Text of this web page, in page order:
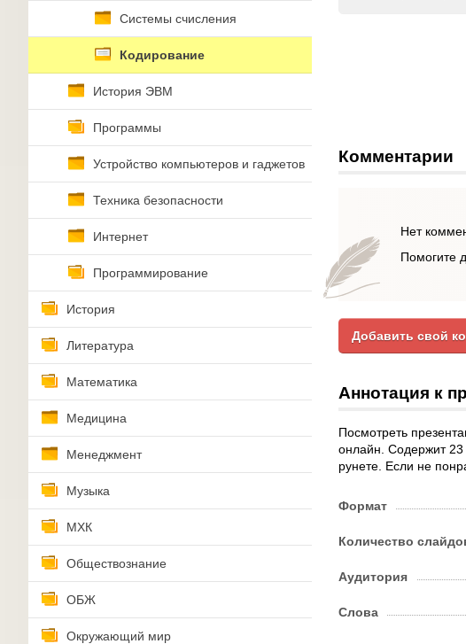
Системы счисления
Кодирование
История ЭВМ
Программы
Устройство компьютеров и гаджетов
Техника безопасности
Интернет
Программирование
История
Литература
Математика
Медицина
Менеджмент
Музыка
МХК
Обществознание
ОБЖ
Окружающий мир
Комментарии
Нет
Помогите
Добавить свой
Аннотация к
Посмотреть
онлайн. Содержит
рунете. Если не
Формат
Количество
Аудитория
Слова